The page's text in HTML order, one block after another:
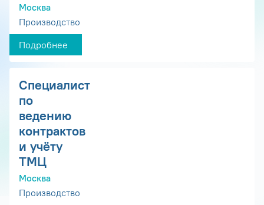
Москва
Производство
Подробнее
Специалист
по
ведению
контрактов
и учёту
ТМЦ
Москва
Производство